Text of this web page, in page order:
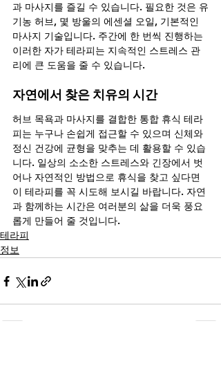
과 마사지를 즐길 수 있습니다. 필요한 것은 유
기농 허브, 몇 방울의 에센셜 오일, 기본적인
마사지 기술입니다. 주간에 한 번씩 진행하는
이러한 자가 테라피는 지속적인 스트레스 관
리에 큰 도움을 줄 수 있습니다.
자연에서 찾은 치유의 시간
허브 목욕과 마사지를 결합한 통합 휴식 테라
피는 누구나 손쉽게 접근할 수 있으며 신체와
정신 건강에 균형을 맞추는 데 활용할 수 있습
니다. 일상의 소소한 스트레스와 긴장에서 벗
어나 자연적인 방법으로 휴식을 찾고 싶다면
이 테라피를 꼭 시도해 보시길 바랍니다. 자연
과 함께하는 시간은 여러분의 삶을 더욱 풍요
롭게 만들어 줄 것입니다.
테라피
정보